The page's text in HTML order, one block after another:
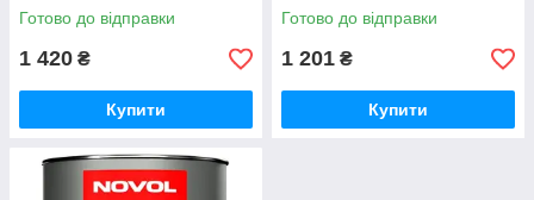
Готово до відправки
1 420 ₴
Купити
Готово до відправки
1 201 ₴
Купити